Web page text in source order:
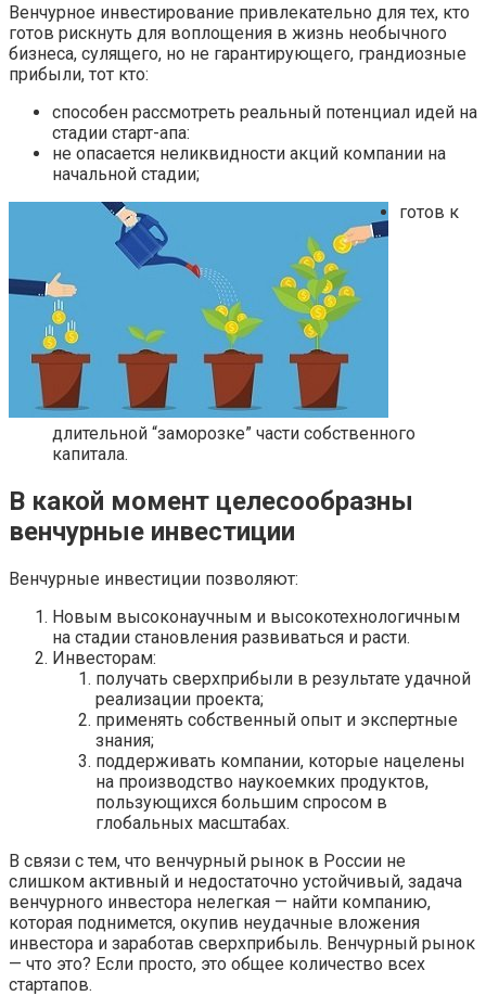
Венчурное инвестирование привлекательно для тех, кто
готов рискнуть для воплощения в жизнь необычного
бизнеса, сулящего, но не гарантирующего, грандиозные
прибыли, тот кто:
способен рассмотреть реальный потенциал идей на
стадии старт-апа:
не опасается неликвидности акций компании на
начальной стадии;
готов к
длительной “заморозке” части собственного
капитала.
В какой момент целесообразны
венчурные инвестиции
Венчурные инвестиции позволяют:
Новым высоконаучным и высокотехнологичным
на стадии становления развиваться и расти.
Инвесторам:
получать сверхприбыли в результате удачной
реализации проекта;
применять собственный опыт и экспертные
знания;
поддерживать компании, которые нацелены
на производство наукоемких продуктов,
пользующихся большим спросом в
глобальных масштабах.
В связи с тем, что венчурный рынок в России не
слишком активный и недостаточно устойчивый, задача
венчурного инвестора нелегкая — найти компанию,
которая поднимется, окупив неудачные вложения
инвестора и заработав сверхприбыль. Венчурный рынок
— что это? Если просто, это общее количество всех
стартапов.